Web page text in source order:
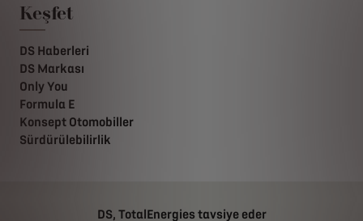
Keşfet
DS Haberleri
DS Markası
Only You
Formula E
Konsept Otomobiller
Sürdürülebilirlik
DS, TotalEnergies tavsiye eder